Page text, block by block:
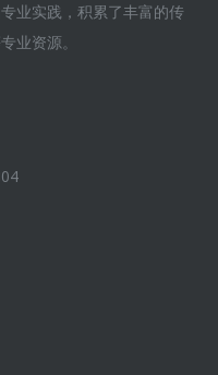
业实践，积累了丰富的传
业资源。